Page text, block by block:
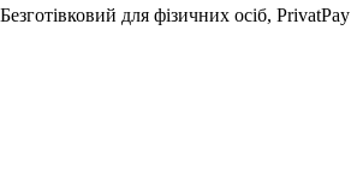
для фізичних осіб, PrivatPay